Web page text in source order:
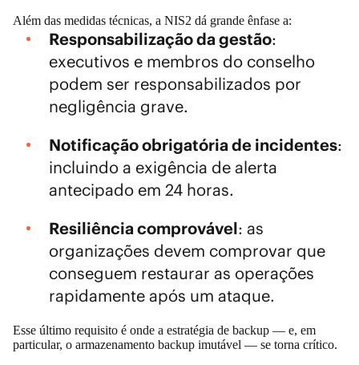
Além das medidas técnicas, a NIS2 dá grande ênfase a:
Responsabilização da gestão:
executivos e membros do conselho
podem ser responsabilizados por
negligência grave.
Notificação obrigatória de incidentes:
incluindo a exigência de alerta
antecipado em 24 horas.
Resiliência comprovável: as
organizações devem comprovar que
conseguem restaurar as operações
rapidamente após um ataque.
Esse último requisito é onde a estratégia de backup — e, em
particular, o armazenamento backup imutável — se torna crítico.